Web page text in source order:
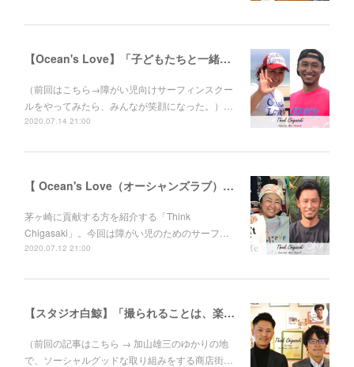
【Ocean's Love】「子どもたちと一緒に成長していきたい。」伊東"あびる"花江さんと伊藤良師さん
（前回はこちら→障がい児向けサーフィンスクー
ルをやってみたら、みんなが笑顔になった。）…
2020.07.14 21:00
【 Ocean's Love（オーシャンズラブ）】障がい児向けサーフィンスクールをやってみたら、みんなが笑顔になった。伊東“あびる”花江さんと伊藤良師さん
茅ヶ崎に貢献する方を紹介する「Think
Chigasaki」。今回は障がい児のためのサーフ…
2020.07.12 21:00
【スタジオ白鯨】「撮られることは、楽しい。」人に喜んでもらえて、自分たちも成長できることをする
（前回の記事はこちら → 加山雄三のゆかりの地
で、ソーシャルグッドな取り組みをする商店街…